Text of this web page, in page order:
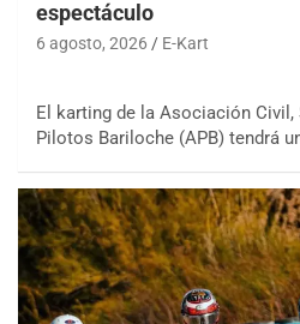
espectáculo
6 agosto, 2026 E-Kart
El karting de la Asociación
Pilotos Bariloche (APB) tendrá